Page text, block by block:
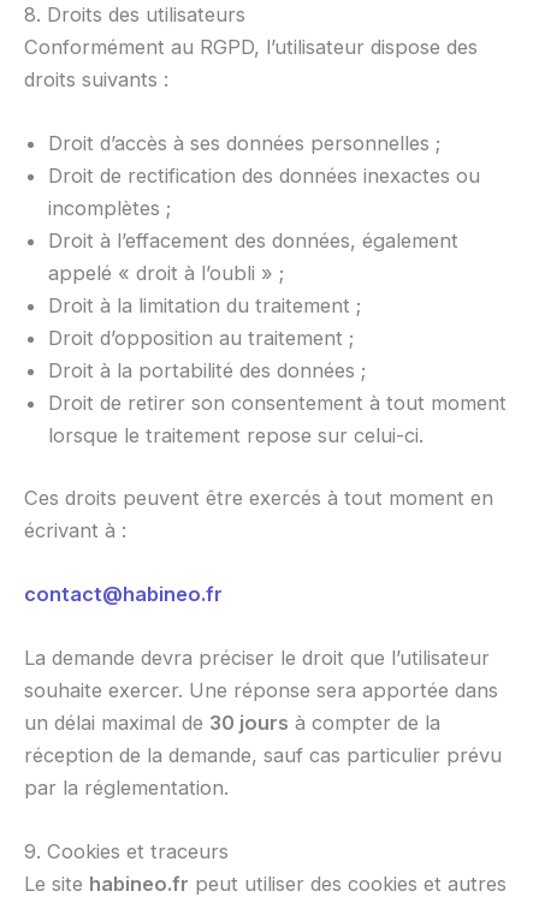
8. Droits des utilisateurs
Conformément au RGPD, l’utilisateur dispose des
droits suivants :
Droit d’accès à ses données personnelles ;
Droit de rectification des données inexactes ou
incomplètes ;
Droit à l’effacement des données, également
appelé « droit à l’oubli » ;
Droit à la limitation du traitement ;
Droit d’opposition au traitement ;
Droit à la portabilité des données ;
Droit de retirer son consentement à tout moment
lorsque le traitement repose sur celui-ci.
Ces droits peuvent être exercés à tout moment en
écrivant à :
contact@habineo.fr
La demande devra préciser le droit que l’utilisateur
souhaite exercer. Une réponse sera apportée dans
un délai maximal de 30 jours à compter de la
réception de la demande, sauf cas particulier prévu
par la réglementation.
9. Cookies et traceurs
Le site habineo.fr peut utiliser des cookies et autres